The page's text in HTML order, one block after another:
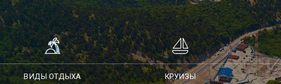
ВИДЫ ОТДЫХА КРУИЗЫ